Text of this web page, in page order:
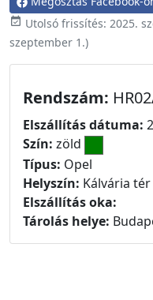
event_available Utolsó frissítés: 2025.
szeptember 1.)
Rendszám:
Elszállítás dátuma:
Szín: zöld
Típus: Opel
Helyszín: Kálvária tér
Elszállítás oka:
Tárolás helye: